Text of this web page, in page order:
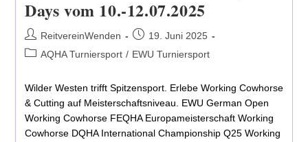
Days vom 10.-12.07.2025
Beitrags-
Autor:
ReitvereinWenden
Beitrag
veröffentlicht:
19. Juni 2025
Beitrags-
AQHA Turniersport / EWU Turniersport
Wilder Westen trifft Spitzensport. Erlebe Working Cowhorse
& Cutting auf Meisterschaftsniveau. EWU German Open
Working Cowhorse FEQHA Europameisterschaft Working
Cowhorse DQHA International Championship Q25 Working